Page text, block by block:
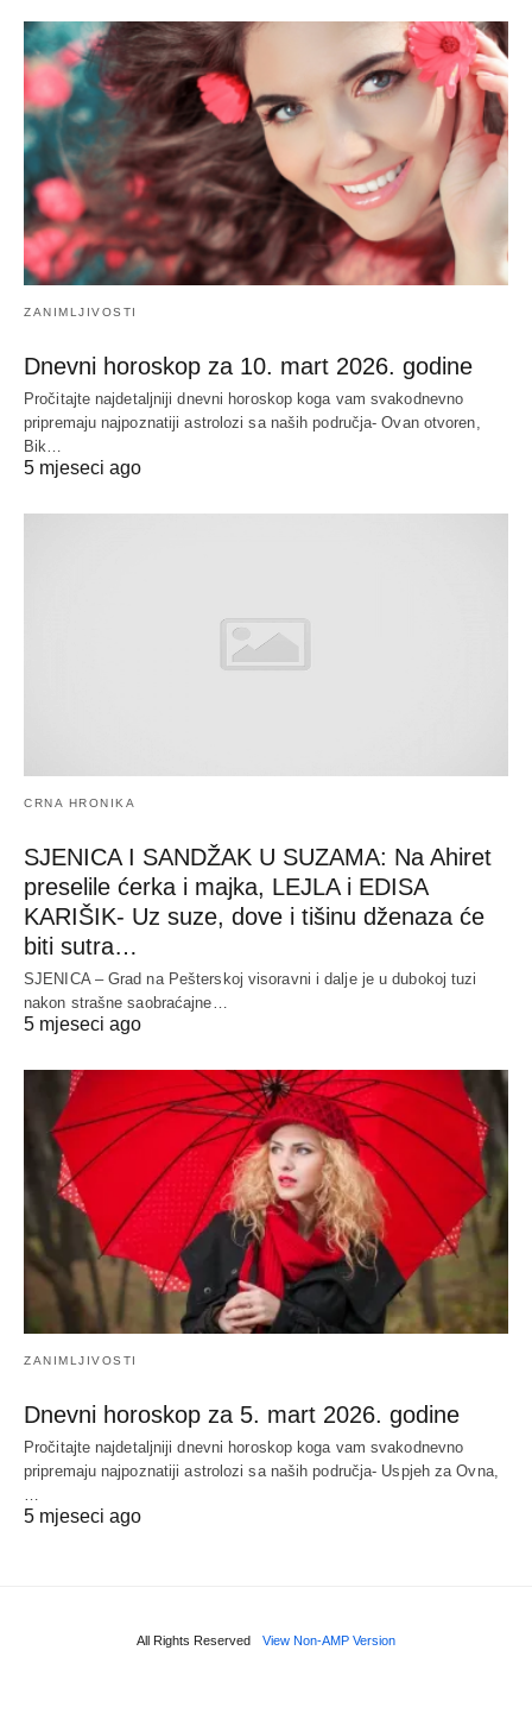
ZANIMLJIVOSTI
Dnevni horoskop za 10. mart 2026. godine
Pročitajte najdetaljniji dnevni horoskop koga vam svakodnevno
pripremaju najpoznatiji astrolozi sa naših područja- Ovan otvoren,
Bik…
5 mjeseci ago
CRNA HRONIKA
SJENICA I SANDŽAK U SUZAMA: Na Ahiret
preselile ćerka i majka, LEJLA i EDISA
KARIŠIK- Uz suze, dove i tišinu dženaza će
biti sutra…
SJENICA – Grad na Pešterskoj visoravni i dalje je u dubokoj tuzi
nakon strašne saobraćajne…
5 mjeseci ago
ZANIMLJIVOSTI
Dnevni horoskop za 5. mart 2026. godine
Pročitajte najdetaljniji dnevni horoskop koga vam svakodnevno
pripremaju najpoznatiji astrolozi sa naših područja- Uspjeh za Ovna,
…
5 mjeseci ago
All Rights Reserved View Non-AMP Version